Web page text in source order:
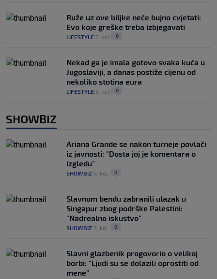
Ruže uz ove biljke neće bujno cvjetati:
Evo koje greške treba izbjegavati
LIFESTYLE 5. kol. 0
Nekad ga je imala gotovo svaka kuća u
Jugoslaviji, a danas postiže cijenu od
nekoliko stotina eura
LIFESTYLE 5. kol. 0
SHOWBIZ
Ariana Grande se nakon turneje povlači
iz javnosti: "Dosta joj je komentara o
izgledu"
SHOWBIZ 4. kol. 0
Slavnom bendu zabranili ulazak u
Singapur zbog podrške Palestini:
"Nadrealno iskustvo"
SHOWBIZ 3. kol. 0
Slavni glazbenik progovorio o velikoj
borbi: "Ljudi su se dolazili oprostiti od
mene"